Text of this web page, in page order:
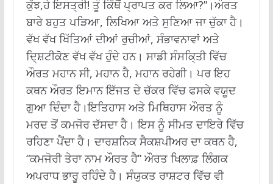
ਕੁੱਝ,ਹੇ ਇਸਤ੍ਰੀ! ਤੂੰ ਕਿੱਥੋਂ ਪ੍ਰਾਪਤ ਕਰ ਲਿਆ?”।ਔਰਤ
ਬਾਰੇ ਬਹੁਤ ਪੜਿਆ, ਲਿਖਿਆ ਅਤੇ ਸੁਣਿਆ ਜਾ ਚੁੱਕਾ ਹੈ।
ਵੱਖ ਵੱਖ ਖਿੱਤਿਆਂ ਦੀਆਂ ਰੁਚੀਆਂ, ਸੰਭਾਵਨਾਵਾਂ ਅਤੇ
ਦਿ੍ਸ਼ਟੀਕੋਣ ਵੱਖ ਵੱਖ ਹੁੰਦੇ ਹਨ। ਸਾਡੀ ਸੰਸਕਿ੍ਤੀ ਵਿੱਚ
ਔਰਤ ਮਹਾਨ ਸੀ, ਮਹਾਨ ਹੈ, ਮਹਾਨ ਰਹੇਗੀ। ਪਰ ਇਹ
ਕਥਨ ਔਰਤ ਇਮਾਨ ਇੱਜਤ ਦੇ ਚੱਕਰ ਵਿੱਚ ਫਸਕੇ ਵਯੂਦ
ਗੁਆ ਦਿੰਦਾ ਹੈ।ਇਤਿਹਾਸ ਅਤੇ ਮਿਥਿਹਾਸ ਔਰਤ ਨੂੰ
ਮਰਦ ਤੋਂ ਕਮਜੋਰ ਦੱਸਦਾ ਹੈ। ਇਸ ਨੂੰ ਸੀਮਤ ਦਾਇਰੇ ਵਿੱਚ
ਰਹਿਣਾ ਪੈਂਦਾ ਹੈ। ਦਾਰਸ਼ਨਿਕ ਸੈਕਸ਼ਪੀਅਰ ਦਾ ਕਥਨ ਹੈ,
“ਕਮਜੋਰੀ ਤੇਰਾ ਨਾਮ ਔਰਤ ਹੈ” ਔਰਤ ਖਿਲਾਫ਼ ਲਿੰਗਕ
ਅਪਰਾਧ ਭਾਰੂ ਰਹਿੰਦੇ ਹੈ। ਸੰਯੁਕਤ ਰਾਸ਼ਟਰ ਵਿੱਚ ਵੀ